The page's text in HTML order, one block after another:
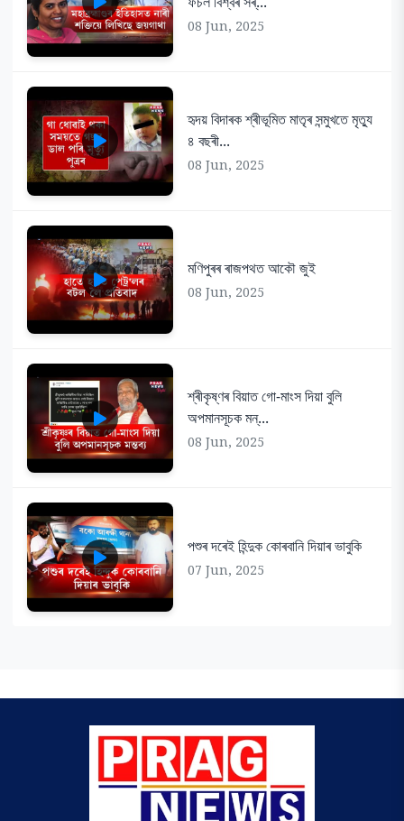
08 Jun, 2025
হৃদয় বিদাৰক শ্ৰীভূমিত মাতৃৰ সন্মুখতে মৃত্যু
৪ বছৰী...
08 Jun, 2025
মণিপুৰৰ ৰাজপথত আকৌ জুই
08 Jun, 2025
শ্ৰীকৃষ্ণৰ বিয়াত গো-মাংস দিয়া বুলি
অপমানসূচক মন্...
08 Jun, 2025
পশুৰ দৰেই হিন্দুক কোৰবানি দিয়াৰ ভাবুকি
07 Jun, 2025